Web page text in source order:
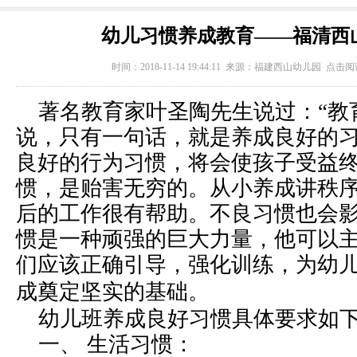
幼儿习惯养成教育——福清西
时间：2018-11-14 19:44:11 来源： 福建西山幼儿园 点击阅
著名教育家叶圣陶先生说过：“教
说，只有一句话，就是养成良好
良好的行为习惯，将会使孩子受益
惯，是贻害无穷的。从小养成讲秩
后的工作很有帮助。不良习惯也会
惯是一种顽强的巨大力量，他可以
们应该正确引导，强化训练，为幼
成奠定坚实的基础。
幼儿班养成良好习惯具体要求如
一、 生活习惯：